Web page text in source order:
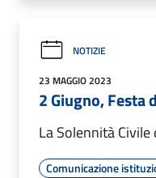
NOTIZIE
23 MAGGIO 2023
2 Giugno, Festa
La Solennità Civile
Comunicazione